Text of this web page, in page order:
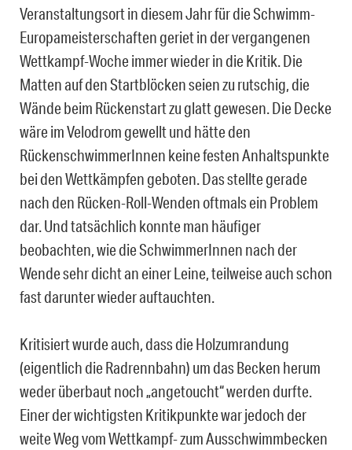
Veranstaltungsort in diesem Jahr für die Schwimm-
Europameisterschaften geriet in der vergangenen
Wettkampf-Woche immer wieder in die Kritik. Die
Matten auf den Startblöcken seien zu rutschig, die
Wände beim Rückenstart zu glatt gewesen. Die Decke
wäre im Velodrom gewellt und hätte den
RückenschwimmerInnen keine festen Anhaltspunkte
bei den Wettkämpfen geboten. Das stellte gerade
nach den Rücken-Roll-Wenden oftmals ein Problem
dar. Und tatsächlich konnte man häufiger
beobachten, wie die SchwimmerInnen nach der
Wende sehr dicht an einer Leine, teilweise auch schon
fast darunter wieder auftauchten.
Kritisiert wurde auch, dass die Holzumrandung
(eigentlich die Radrennbahn) um das Becken herum
weder überbaut noch „angetoucht“ werden durfte.
Einer der wichtigsten Kritikpunkte war jedoch der
weite Weg vom Wettkampf- zum Ausschwimmbecken